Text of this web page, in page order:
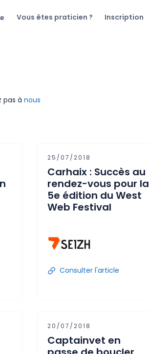
Vous êtes praticien ? Inscription
pas à nous
25/07/2018
Carhaix : Succès au
rendez-vous pour la
5e édition du West
Web Festival
Consulter l'article
20/07/2018
Captainvet en